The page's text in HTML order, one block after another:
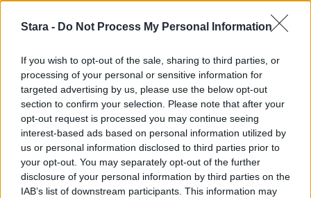
Stara - Do Not Process My Personal Information
If you wish to opt-out of the sale, sharing to third parties, or
processing of your personal or sensitive information for
targeted advertising by us, please use the below opt-out
section to confirm your selection. Please note that after your
opt-out request is processed you may continue seeing
interest-based ads based on personal information utilized by
us or personal information disclosed to third parties prior to
your opt-out. You may separately opt-out of the further
disclosure of your personal information by third parties on the
IAB’s list of downstream participants. This information may
24.4.2019, 11:00
Iron Maiden -tähti Bruce
Dickinson Helsingin yliopiston
kunniatohtoriksi